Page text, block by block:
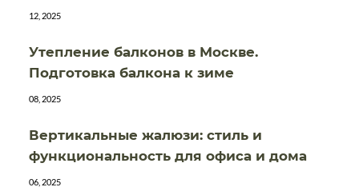
12, 2025
Утепление балконов в Москве.
Подготовка балкона к зиме
08, 2025
Вертикальные жалюзи: стиль и
функциональность для офиса и дома
06, 2025